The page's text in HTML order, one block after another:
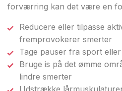
forværring kan det være en
Reducere eller tilpasse
fremprovokerer smerter
Tage pauser fra sport
Bruge is på det ømme
lindre smerter